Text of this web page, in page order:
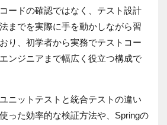
ードの確認ではなく、テスト設計
までを実際に手を動かしながら習
り、初学者から実務でテストコー
ンジニアまで幅広く役立つ構成で
ニットテストと統合テストの違い
った効率的な検証方法や、 Springの